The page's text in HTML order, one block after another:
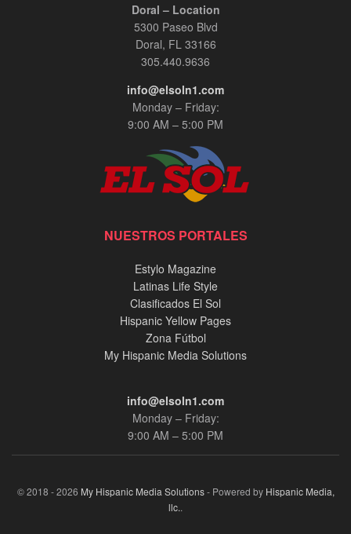
Doral – Location
5300 Paseo Blvd
Doral, FL 33166
305.440.9636
info@elsoln1.com
Monday – Friday:
9:00 AM – 5:00 PM
NUESTROS PORTALES
Estylo Magazine
Latinas Life Style
Clasificados El Sol
Hispanic Yellow Pages
Zona Fútbol
My Hispanic Media Solutions
info@elsoln1.com
Monday – Friday:
9:00 AM – 5:00 PM
© 2018 - 2026 My Hispanic Media Solutions- Powered by Hispanic Media,
llc..